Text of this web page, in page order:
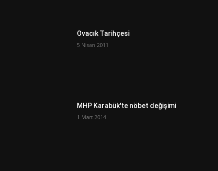
Ovacık Tarihçesi
5 Nisan 2011
MHP Karabük'te nöbet değişimi
1 Mart 2014